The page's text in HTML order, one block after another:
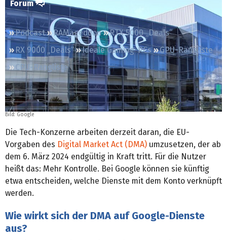
Forum
Podcast RAMageddon
RTX 5000 „Deals“
RX 9000 „Deals“
Ideale Gaming-PCs
GPU-Rangliste
CPU-Rangliste
Bild: Google
Die Tech-Konzerne arbeiten derzeit daran, die EU-
Vorgaben des Digital Market Act (DMA) umzusetzen, der ab
dem 6. März 2024 endgültig in Kraft tritt. Für die Nutzer
heißt das: Mehr Kontrolle. Bei Google können sie künftig
etwa entscheiden, welche Dienste mit dem Konto verknüpft
werden.
Wie wirkt sich der DMA auf Google-Dienste
aus?